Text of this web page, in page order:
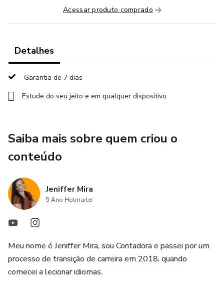
Acessar produto comprado
Detalhes
Garantia de 7 dias
Estude do seu jeito e em qualquer dispositivo
Saiba mais sobre quem criou o
conteúdo
Jeniffer Mira
5 Ano Hotmarter
Meu nome é Jeniffer Mira, sou Contadora e passei por um
processo de transição de carreira em 2018, quando
comecei a lecionar idiomas.